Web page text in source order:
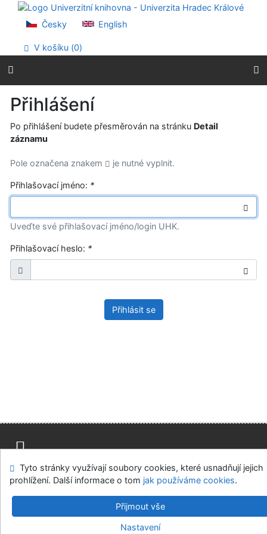
Přejít na obsah
Přejít na menu
Prohlášení o webové přístupnosti
Česky English
V košíku (0)
Přihlášení
Po přihlášení budete přesměrován na stránku Detail
záznamu
Pole označena znakem je nutné vyplnit.
Přihlašovací jméno: *
Uveďte své přihlašovací jméno/login UHK.
Přihlašovací heslo: *
Přihlásit se
Mapa stránek Přístupnost
Soukromí
Modul OpenSearch
Napište nám Nastavení cookies
Univerzitní knihovna - Univerzita Hradec Králové
v.4.8.63a-Cosmotron Bohemia, s.r.o.
Tyto stránky využívají soubory cookies, které usnadňují jejich
prohlížení. Další informace o tom jak používáme cookies.
Přijmout vše
Nastavení